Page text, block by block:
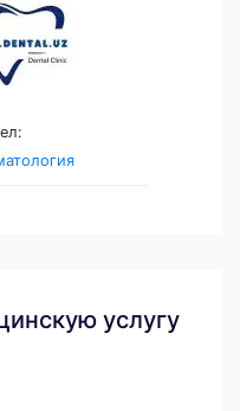
услугу